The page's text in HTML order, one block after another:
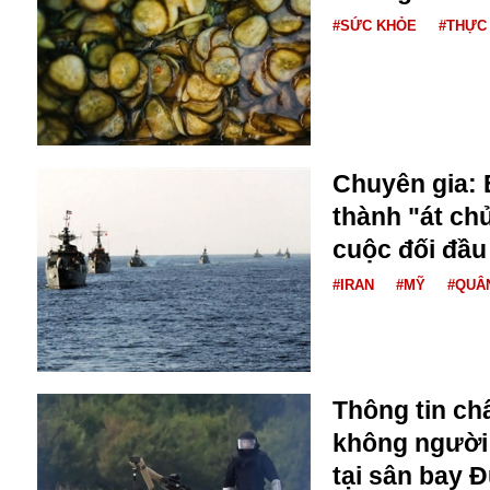
Bulagria
Crimea
Chính trị
Cuộc sống quanh ta
Casino
Chiến tranh thương mại
Chi hội phụ nữ TTTM Mátxcơva
Chính trị Nga
Chợ Vòm
Cấm bay
Cao tốc
Canada
#SỨC KHỎE #THỰC
Chuyên gia:
thành "át
cuộc đối
#IRAN #MỸ
Thông tin
không
tại sân bay